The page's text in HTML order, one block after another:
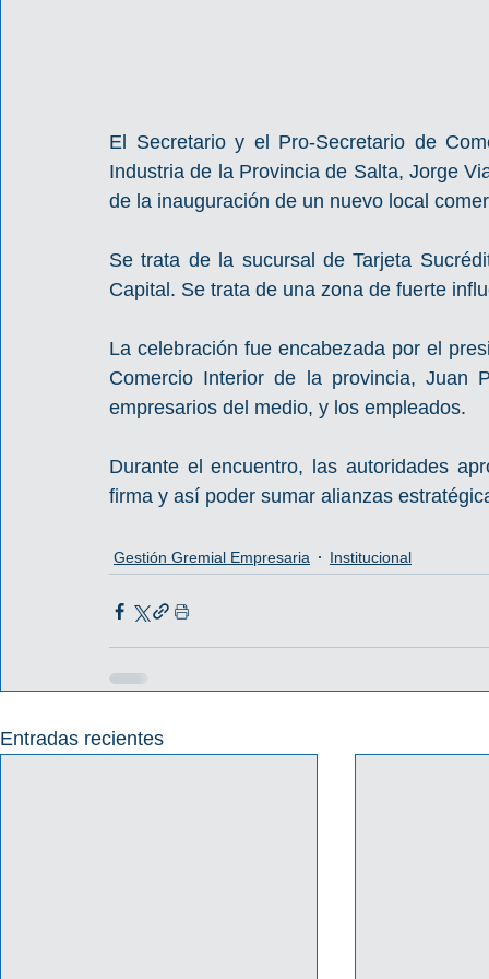
El Secretario y el Pro-Secretario de
Industria de la Provincia de Salta, Jorge
de la inauguración de un nuevo local
Se trata de la sucursal de Tarjeta
Capital. Se trata de una zona de fuerte
La celebración fue encabezada por el
Comercio Interior de la provincia, Juan
empresarios del medio, y los empleados.
Durante el encuentro, las autoridades
firma y así poder sumar alianzas
Gestión Gremial Empresaria Institucional
Entradas recientes